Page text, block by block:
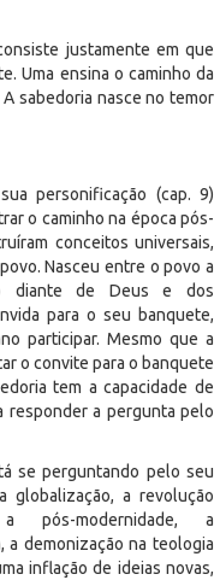
justamente em que
Uma ensina o caminho da
sabedoria nasce no temor
personificação (cap. 9)
o caminho na época pós-
conceitos universais,
Nasceu entre o povo a
diante de Deus e dos
para o seu banquete,
participar. Mesmo que a
o convite para o banquete
tem a capacidade de
responder a pergunta pelo
se perguntando pelo seu
globalização, a revolução
pós-modernidade, a
a demonização na teologia
inflação de ideias novas,